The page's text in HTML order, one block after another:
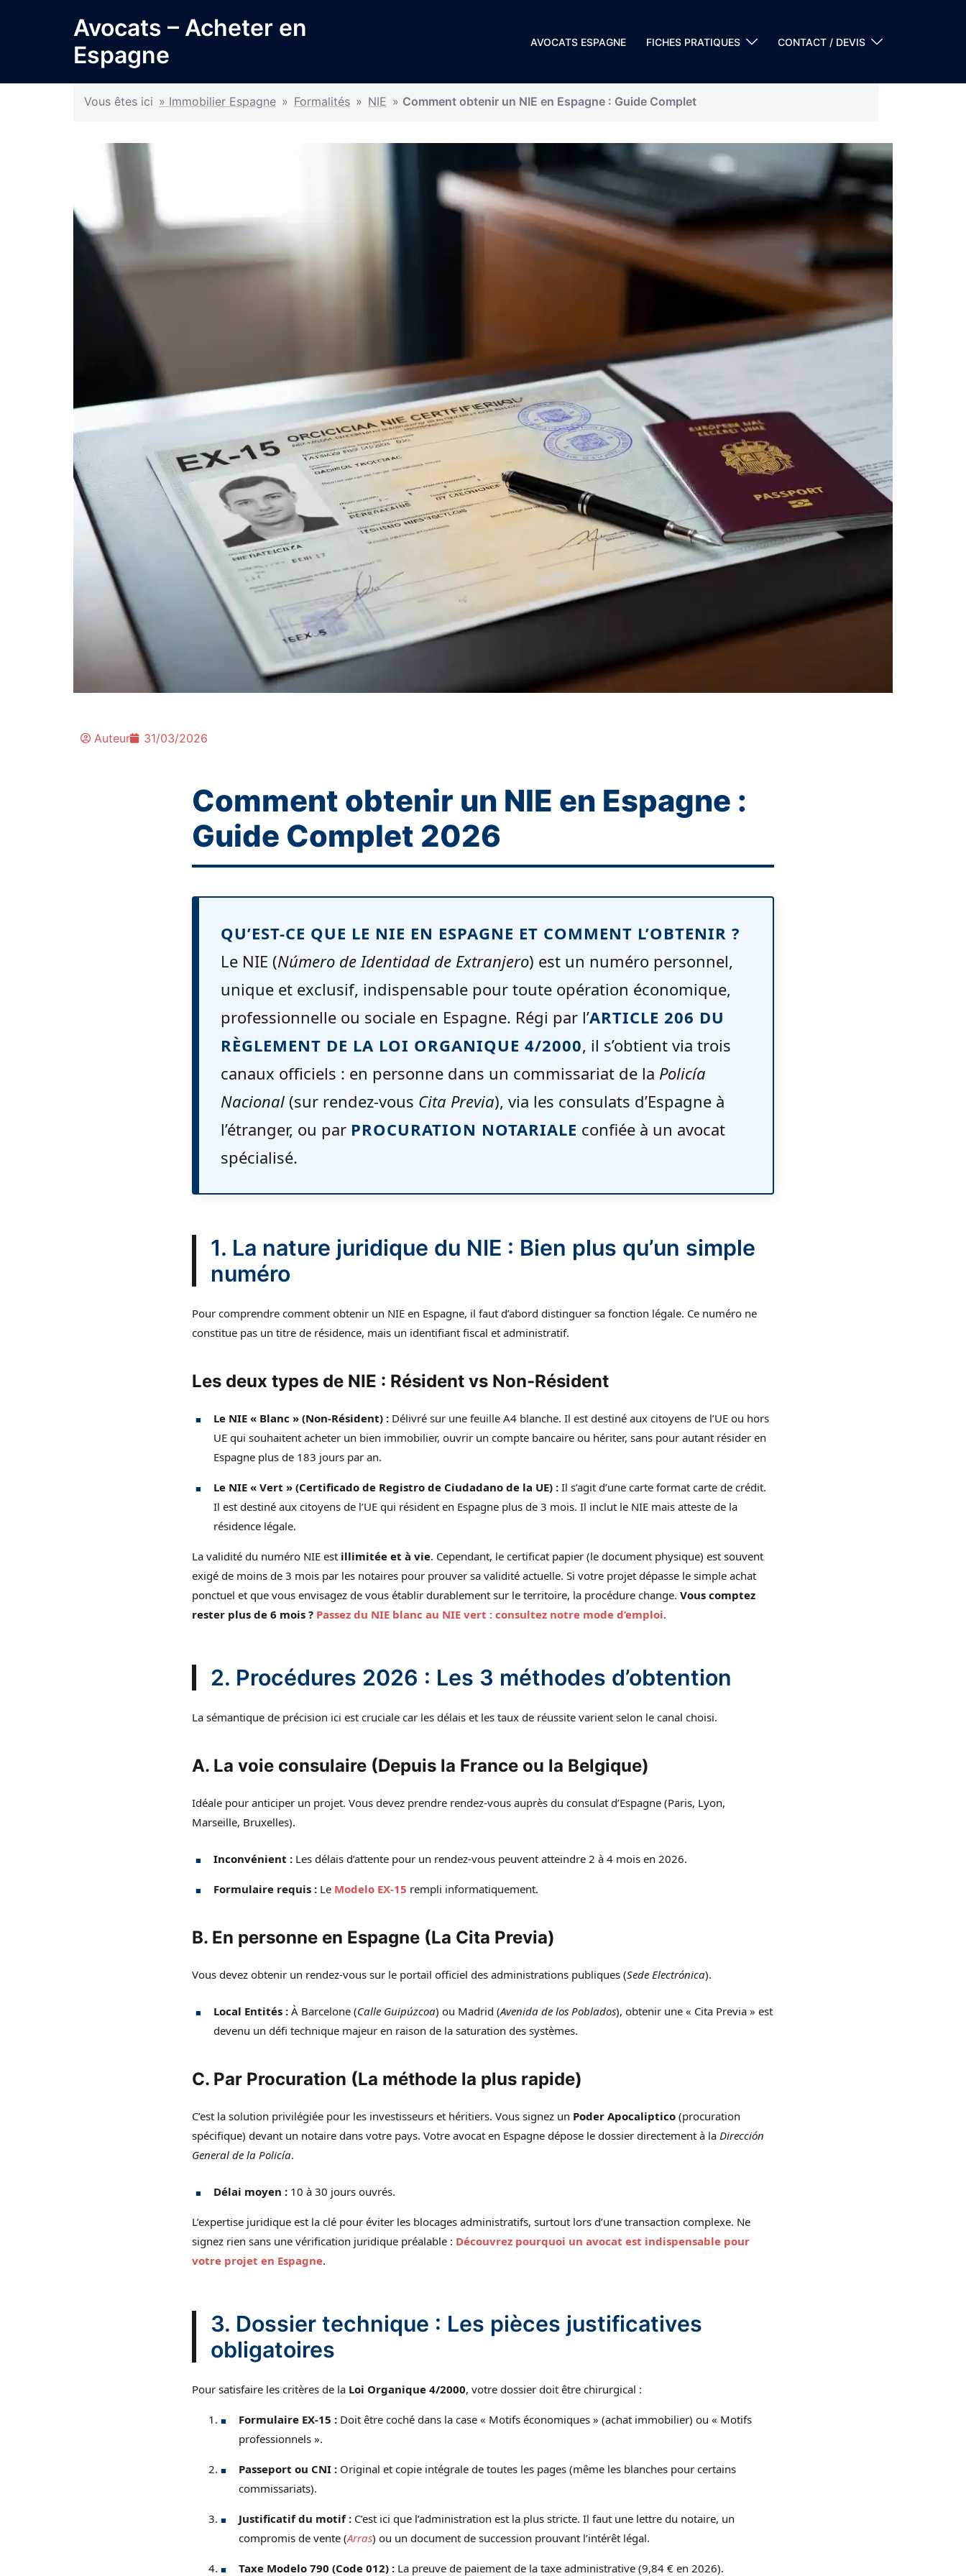
Avocats – Acheter en
Espagne
AVOCATS ESPAGNE FICHES PRATIQUES CONTACT / DEVIS
Vous êtes ici » Immobilier Espagne » Formalités » NIE » Comment obtenir un NIE en Espagne : Guide Complet
Auteur 31/03/2026
Comment obtenir un NIE en Espagne :
Guide Complet 2026
QU’EST-CE QUE LE NIE EN ESPAGNE ET COMMENT L’OBTENIR ?
Le NIE (Número de Identidad de Extranjero) est un numéro personnel,
unique et exclusif, indispensable pour toute opération économique,
professionnelle ou sociale en Espagne. Régi par l’ARTICLE 206 DU
RÈGLEMENT DE LA LOI ORGANIQUE 4/2000, il s’obtient via trois
canaux officiels : en personne dans un commissariat de la Policía
Nacional (sur rendez-vous Cita Previa), via les consulats d’Espagne à
l’étranger, ou par PROCURATION NOTARIALE confiée à un avocat
spécialisé.
1. La nature juridique du NIE : Bien plus qu’un simple
numéro
Pour comprendre comment obtenir un NIE en Espagne, il faut d’abord distinguer sa fonction légale. Ce numéro ne
constitue pas un titre de résidence, mais un identifiant fiscal et administratif.
Les deux types de NIE : Résident vs Non-Résident
Le NIE « Blanc » (Non-Résident) : Délivré sur une feuille A4 blanche. Il est destiné aux citoyens de l’UE ou hors
UE qui souhaitent acheter un bien immobilier, ouvrir un compte bancaire ou hériter, sans pour autant résider en
Espagne plus de 183 jours par an.
Le NIE « Vert » (Certificado de Registro de Ciudadano de la UE) : Il s’agit d’une carte format carte de crédit.
Il est destiné aux citoyens de l’UE qui résident en Espagne plus de 3 mois. Il inclut le NIE mais atteste de la
résidence légale.
La validité du numéro NIE est illimitée et à vie. Cependant, le certificat papier (le document physique) est souvent
exigé de moins de 3 mois par les notaires pour prouver sa validité actuelle. Si votre projet dépasse le simple achat
ponctuel et que vous envisagez de vous établir durablement sur le territoire, la procédure change. Vous comptez
rester plus de 6 mois ? Passez du NIE blanc au NIE vert : consultez notre mode d’emploi.
2. Procédures 2026 : Les 3 méthodes d’obtention
La sémantique de précision ici est cruciale car les délais et les taux de réussite varient selon le canal choisi.
A. La voie consulaire (Depuis la France ou la Belgique)
Idéale pour anticiper un projet. Vous devez prendre rendez-vous auprès du consulat d’Espagne (Paris, Lyon,
Marseille, Bruxelles).
Inconvénient : Les délais d’attente pour un rendez-vous peuvent atteindre 2 à 4 mois en 2026.
Formulaire requis : Le Modelo EX-15 rempli informatiquement.
B. En personne en Espagne (La Cita Previa)
Vous devez obtenir un rendez-vous sur le portail officiel des administrations publiques (Sede Electrónica).
Local Entités : À Barcelone (Calle Guipúzcoa) ou Madrid (Avenida de los Poblados), obtenir une « Cita Previa » est
devenu un défi technique majeur en raison de la saturation des systèmes.
C. Par Procuration (La méthode la plus rapide)
C’est la solution privilégiée pour les investisseurs et héritiers. Vous signez un Poder Apocaliptico (procuration
spécifique) devant un notaire dans votre pays. Votre avocat en Espagne dépose le dossier directement à la Dirección
General de la Policía.
Délai moyen : 10 à 30 jours ouvrés.
L’expertise juridique est la clé pour éviter les blocages administratifs, surtout lors d’une transaction complexe. Ne
signez rien sans une vérification juridique préalable : Découvrez pourquoi un avocat est indispensable pour
votre projet en Espagne.
3. Dossier technique : Les pièces justificatives
obligatoires
Pour satisfaire les critères de la Loi Organique 4/2000, votre dossier doit être chirurgical :
Formulaire EX-15 : Doit être coché dans la case « Motifs économiques » (achat immobilier) ou « Motifs
professionnels ».
Passeport ou CNI : Original et copie intégrale de toutes les pages (même les blanches pour certains
commissariats).
Justificatif du motif : C’est ici que l’administration est la plus stricte. Il faut une lettre du notaire, un
compromis de vente (Arras) ou un document de succession prouvant l’intérêt légal.
Taxe Modelo 790 (Code 012) : La preuve de paiement de la taxe administrative (9,84 € en 2026).